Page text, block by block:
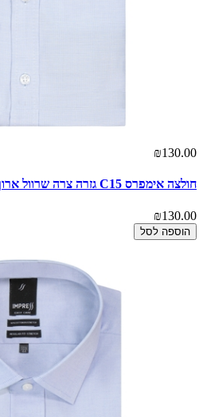
₪130.00
חולצה אימפרס C15 גזרה צרה שרוול ארוך
₪130.00
הוספה לסל